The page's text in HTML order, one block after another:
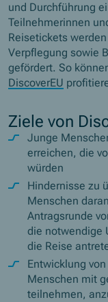
und Durchführung
Teilnehmerinnen
Reisetickets
Verpflegung sowie
gefördert. So
DiscoverEU
Ziele von
Junge
erreichen, die
würden
Hindernisse zu
Menschen
Antragsrunde
die notwendige
die Reise
Entwicklung
Menschen mit
teilnehmen,